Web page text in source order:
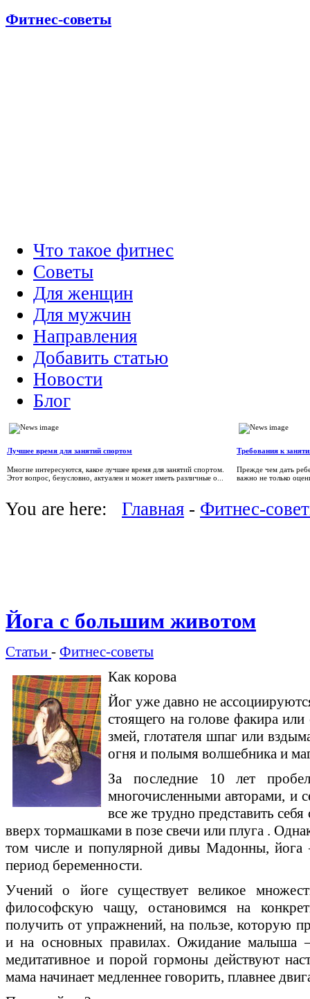
Фитнес-советы
Что такое фитнес
Советы
Для женщин
Для мужчин
Направления
Добавить статью
Новости
Блог
Лучшее время для занятий спортом
Многие интересуются, какое лучшее время для занятий спортом.
Этот вопрос, безусловно, актуален и может иметь различные о...
Требования к
Прежде чем дать
важно не только
You are here: Главная - Фитнес-
Йога с большим животом
Статьи - Фитнес-советы
Как корова
Йог уже давно не
стоящего на голове факира
змей, глотателя шпаг или
огня и полымя волшебника и
За последние 10 лет
многочисленными авторами, и
все же трудно представить
вверх тормашками в позе свечи или плуга .
том числе и популярной дивы Мадонны,
период беременности.
Учений о йоге существует великое
философскую чащу, остановимся на
получить от упражнений, на пользе, которую
и на основных правилах. Ожидание малыша
медитативное и порой гормоны действуют
мама начинает медленнее говорить, плавнее